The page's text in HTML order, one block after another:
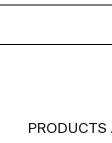
PRODUCTS